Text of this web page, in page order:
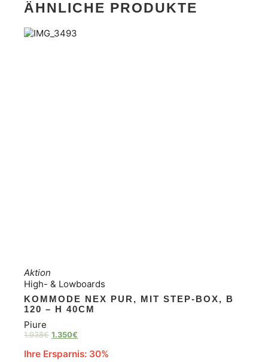
ÄHNLICHE PRODUKTE
Aktion
High- & Lowboards
KOMMODE NEX PUR, MIT STEP-BOX, B
120 – H 40CM
Piure
1.938€ 1.350€
Ihre Ersparnis: 30%